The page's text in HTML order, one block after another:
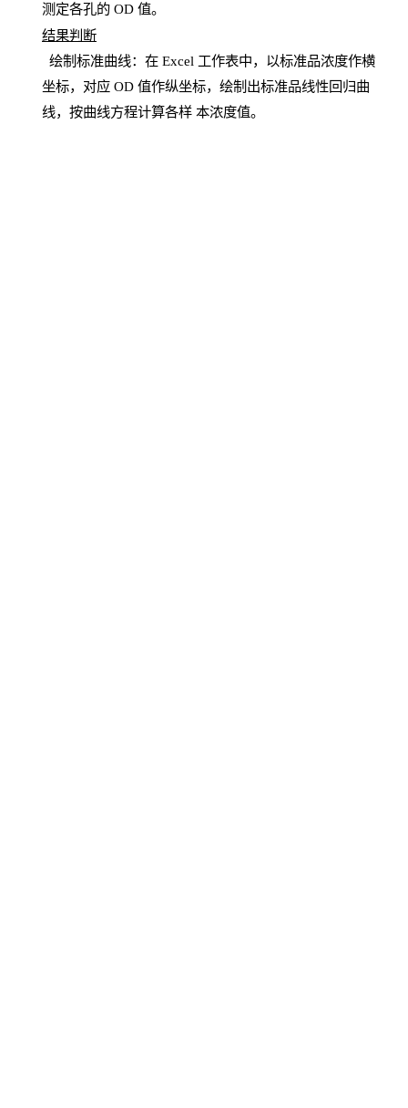
测定各孔的 OD 值。
结果判断
绘制标准曲线：在 Excel 工作表中，以标准品浓度作横
坐标，对应OD 值作纵坐标，绘制出标准品线性回归曲
线，按曲线方程计算各样 本浓度值。